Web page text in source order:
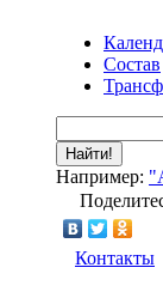
Состав
Найти!
Например:
Контакты